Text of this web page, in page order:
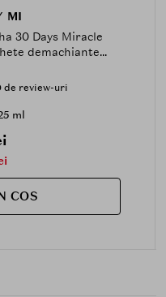
MI
30 Days Miracle
demachiante...
de review-uri
ml
COS